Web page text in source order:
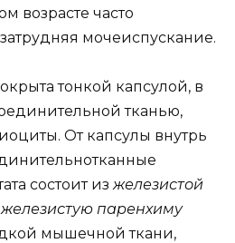
возрасте часто
мочеиспускание.
тонкой капсулой, в
тканью,
От капсулы внутрь
состоит из железистой
железистую паренхиму
мышечной ткани,